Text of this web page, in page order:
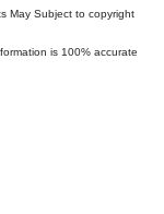
May Subject to copyright
is 100% accurate